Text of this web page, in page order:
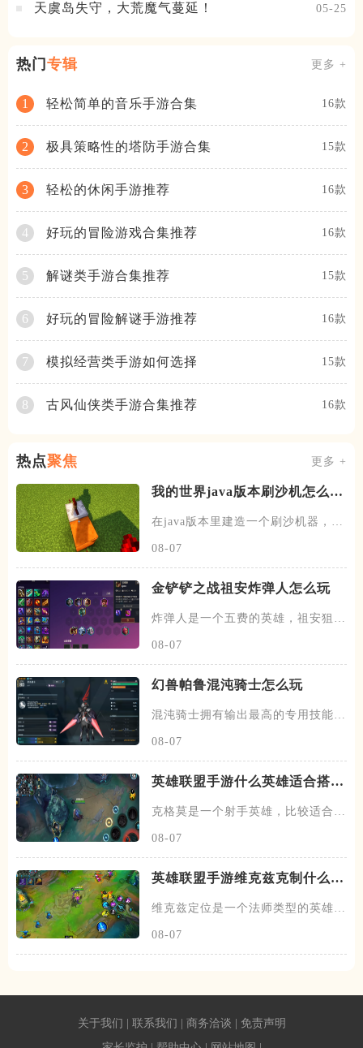
天虞岛失守，大荒魔气蔓延！ 05-25
热门 专辑 更多 +
1 轻松简单的音乐手游合集 16款
2 极具策略性的塔防手游合集 15款
3 轻松的休闲手游推荐 16款
4 好玩的冒险游戏合集推荐 16款
5 解谜类手游合集推荐 15款
6 好玩的冒险解谜手游推荐 16款
7 模拟经营类手游如何选择 15款
8 古风仙侠类手游合集推荐 16款
热点聚焦 更多 +
我的世界java版本刷沙机怎么建
在java版本里建造一个刷沙机器，首
08-07
金铲铲之战祖安炸弹人怎么玩
炸弹人是一个五费的英雄，祖安狙神
08-07
幻兽帕鲁混沌骑士怎么玩
混沌骑士拥有输出最高的专用技能双
08-07
英雄联盟手游什么英雄适合搭配
克格莫是一个射手英雄，比较适合走
08-07
英雄联盟手游维克兹克制什么英
维克兹定位是一个法师类型的英雄，
08-07
关于我们 联系我们 商务洽谈
免责声明